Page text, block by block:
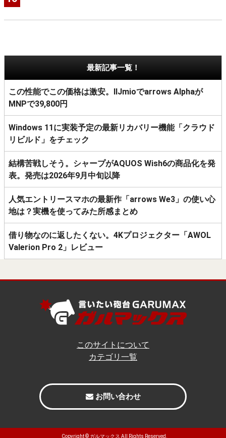
最新記事一覧！
この性能でこの価格は激安。IIJmioでarrows Alphaが
MNPで39,800円
Windows 11に実装予定の最新リカバリー機能「クラウド
リビルド」をチェック
結構苦戦しそう。シャープがAQUOS Wish6の商品化を発
表。発売は2026年9月中旬以降
人気エントリースマホの最新作「arrows We3」の使い心
地は？実機を使ってみた所感まとめ
借り物なのに返したくない。4Kプロジェクター「AWOL
Valerion Pro 2」レビュー
このサイトについて
カテゴリ一覧
お問い合わせ
Copyright © ガルマックス All Rights Reserved.